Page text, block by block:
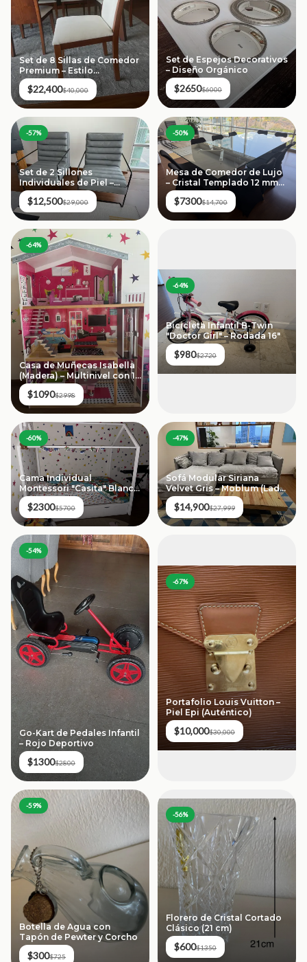
Set de 8 Sillas de Comedor
Premium – Estilo
Contemporáneo (8 sillas)
$22,400$40,000
Set de Espejos Decorativos
– Diseño Orgánico
$2650$6000
-57%
Set de 2 Sillones
Individuales de Piel –
Moblum
$12,500$29,000
-50%
Mesa de Comedor de Lujo
– Cristal Templado 12 mm
(10 Personas)
$7300$14,700
-64%
Casa de Muñecas Isabella
(Madera) – Multinivel con 10
Accesorios
$1090$2998
-64%
Bicicleta Infantil B-Twin
"Doctor Girl" – Rodada 16"
$980$2720
-60%
Cama Individual
Montessori "Casita" Blanca
con Duplex
$2300$5700
-47%
Sofá Modular Siriana
Velvet Gris – Moblum (Lado
Izquierdo)
$14,900$27,999
-54%
Go-Kart de Pedales Infantil
– Rojo Deportivo
$1300$2800
-67%
Portafolio Louis Vuitton –
Piel Epi (Auténtico)
$10,000$30,000
-59%
Botella de Agua con
Tapón de Pewter y Corcho
$300$725
-56%
Florero de Cristal Cortado
Clásico (21 cm)
$600$1350